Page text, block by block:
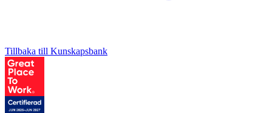
Tillbaka till Kunskapsbank